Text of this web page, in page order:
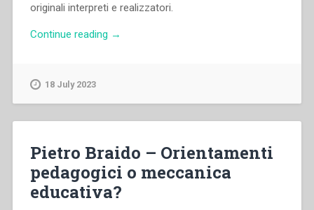
originali interpreti e realizzatori.
Continue reading “Pietro
«restaurazione»
pedagogica
cristiana”
→
18 July 2023
Pietro Braido – Orientamenti
pedagogici o meccanica
educativa?